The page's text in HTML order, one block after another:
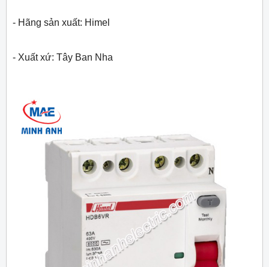
- Hãng sản xuất: Himel
- Xuất xứ: Tây Ban Nha